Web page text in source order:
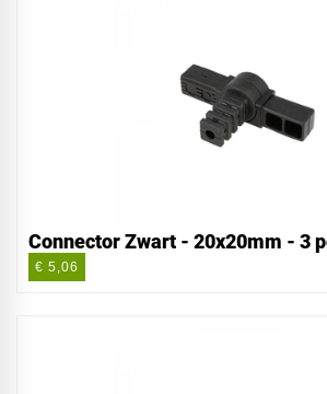
Connector Zwart - 20x20mm - 3
€ 5,06